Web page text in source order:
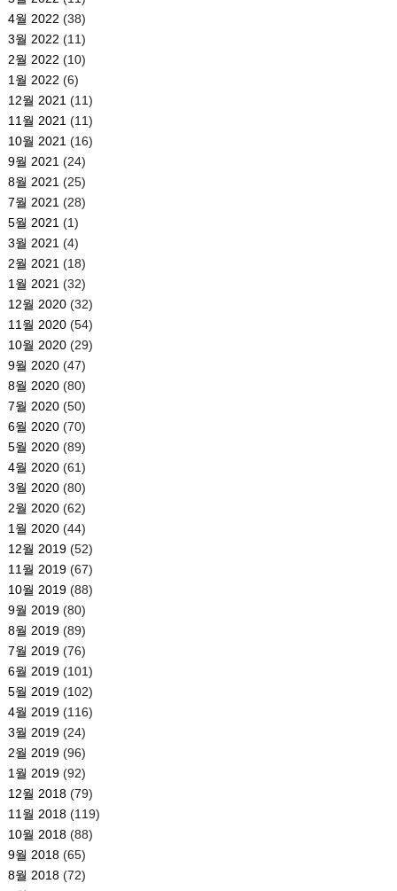
4월 2022 (38)
3월 2022 (11)
2월 2022 (10)
1월 2022 (6)
12월 2021 (11)
11월 2021 (11)
10월 2021 (16)
9월 2021 (24)
8월 2021 (25)
7월 2021 (28)
5월 2021 (1)
3월 2021 (4)
2월 2021 (18)
1월 2021 (32)
12월 2020(32)
11월 2020(54)
10월 2020(29)
9월 2020(47)
8월 2020(80)
7월 2020(50)
6월 2020(70)
5월 2020(89)
4월 2020(61)
3월 2020(80)
2월 2020(62)
1월 2020(44)
12월 2019(52)
11월 2019(67)
10월 2019(88)
9월 2019(80)
8월 2019(89)
7월 2019(76)
6월 2019(101)
5월 2019(102)
4월 2019(116)
3월 2019(24)
2월 2019(96)
1월 2019(92)
12월 2018(79)
11월 2018(119)
10월 2018(88)
9월 2018(65)
8월 2018(72)